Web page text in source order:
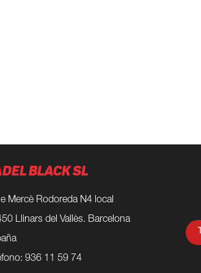
BLACK SL
Mercè Rodoreda N4 local
Llinars del Vallès. Barcelona
936 11 59 74